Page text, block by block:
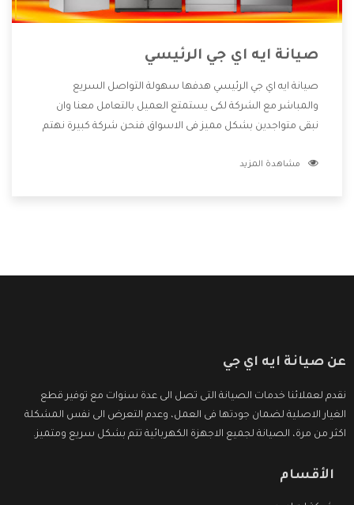
صيانة ايه اي جي الرئيسي
صيانة ايه اي جي الرئيسي هدفها سهولة التواصل السريع
والمباشر مع الشركة لكى يستمتع العميل بالتعامل معنا وان
نبقى متواجدين بشكل مميز فى الاسواق فنحن شركة كبيرة نهتم
الشركة بها والتى تكون منها خدمة الصيانة التى تكون من أهم
مشاهدة المزيد
عن صيانة ايه اي جي
نقدم لعملائنا خدمات الصيانة التى تصل الى عدة سنوات مع توفير قطع
الغيار الاصلية لضمان جودتها فى العمل، وعدم التعرض الى نفس المشكلة
اكثر من مرة، الصيانة لجميع الاجهزة الكهربائية تتم بشكل سريع ومتميز.
الأقسام